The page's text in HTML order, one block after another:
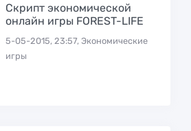
Скрипт экономической
онлайн игры FOREST-LIFE
5-05-2015, 23:57, Экономические
игры